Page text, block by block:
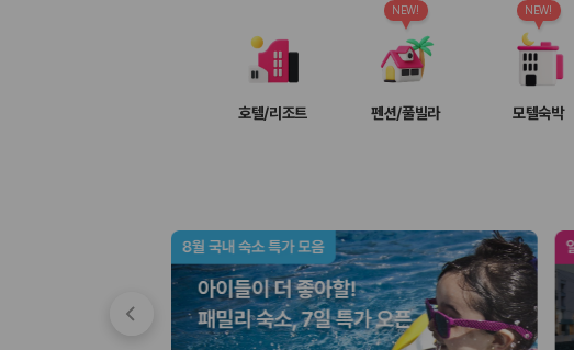
일반자차, 완전자차, 슈퍼자차의 면책금과 보상 한도를 비교합니
셔틀 이동, 인수 위치, 반납 편의성을 함께 확인합니다.
비교 후 원하는 차량을 바로 예약할 수 있습니다.
제주렌트카 최저가는 차량 기본요금만으로 판단하기 어렵습니다. 보험 포함 여부,
2. 보험 조건은 가격만큼 중요합니다
완전자차와 슈퍼자차는 업체별 보장 범위가 다를 수 있습니다. 카모아에서는 제주
호텔/리조트 펜션/풀빌라
NEW!
모텔숙박
NEW!